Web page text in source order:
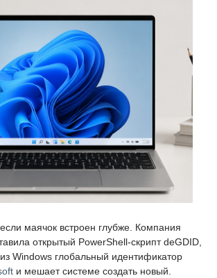
маячок встроен глубже. Компания
открытый PowerShell-скрипт deGDID,
Windows глобальный идентификатор
и мешает системе создать новый.